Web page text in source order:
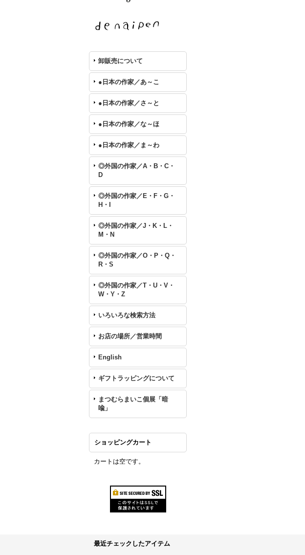
卸販売について
●日本の作家／あ～こ
●日本の作家／さ～と
●日本の作家／な～ほ
●日本の作家／ま～わ
◎外国の作家／A・B・C・
D
◎外国の作家／E・F・G・
H・I
◎外国の作家／J・K・L・
M・N
◎外国の作家／O・P・Q・
R・S
◎外国の作家／T・U・V・
W・Y・Z
いろいろな検索方法
お店の場所／営業時間
English
ギフトラッピングについて
まつむらまいこ個展「暗
喩」
ショッピングカート
カートは空です。
最近チェックしたアイテム